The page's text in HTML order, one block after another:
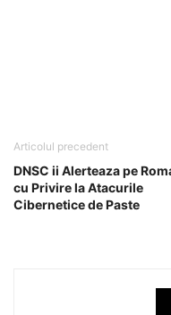
Articolul precedent
DNSC ii Alerteaza pe
cu Privire la Atacurile
Cibernetice de Paste